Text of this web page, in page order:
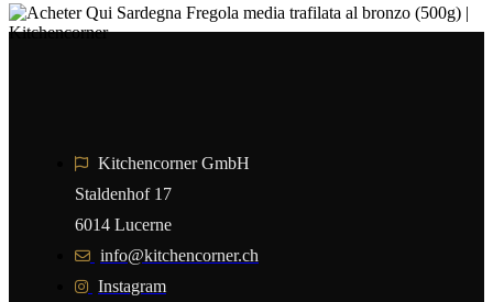
Kitchencorner GmbH
Staldenhof 17
6014 Lucerne
info@kitchencorner.ch
Instagram